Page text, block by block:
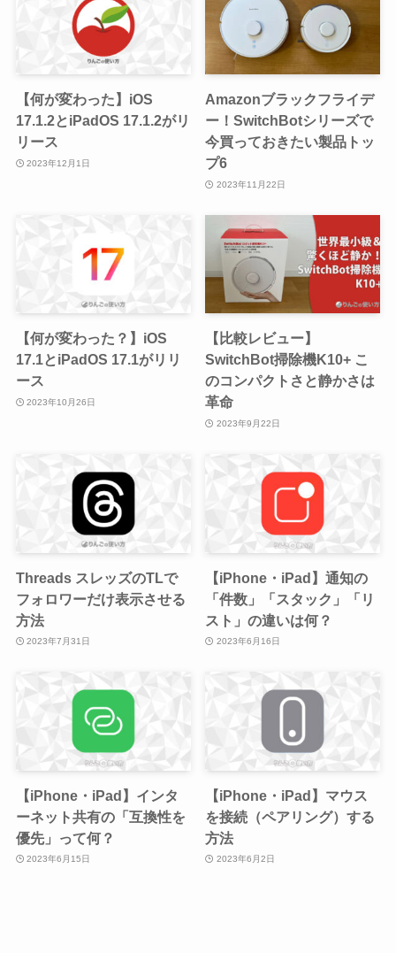
【何が変わった】iOS
17.1.2とiPadOS 17.1.2がリ
リース
2023年12月1日
Amazonブラックフライデ
ー！SwitchBotシリーズで
今買っておきたい製品トッ
プ6
2023年11月22日
【何が変わった？】iOS
17.1とiPadOS 17.1がリリ
ース
2023年10月26日
【比較レビュー】
SwitchBot掃除機K10+ こ
のコンパクトさと静かさは
革命
2023年9月22日
Threads スレッズのTLで
フォロワーだけ表示させる
方法
2023年7月31日
【iPhone・iPad】通知の
「件数」「スタック」「リ
スト」の違いは何？
2023年6月16日
【iPhone・iPad】インタ
ーネット共有の「互換性を
優先」って何？
2023年6月15日
【iPhone・iPad】マウス
を接続（ペアリング）する
方法
2023年6月2日